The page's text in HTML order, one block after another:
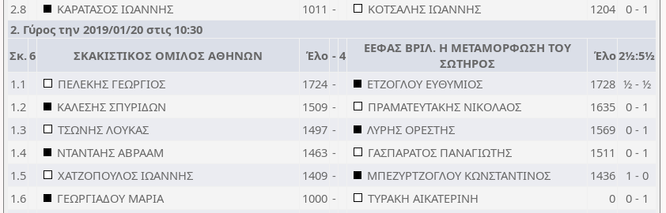
2.8
ΚΑΡΑΤΑΣΟΣ ΙΩΑΝΝΗΣ 1011 - ΚΟΤΣΑΛΗΣ ΙΩΑΝΝΗΣ 1204
0 - 1
2. Γύρος την 2019/01/20 στις 10:30
Σκ.6 ΣΚΑΚΙΣΤΙΚΟΣ ΟΜΙΛΟΣ ΑΘΗΝΩΝ Έλο - 4
ΕΕΦΑΣ ΒΡΙΛ. Η ΜΕΤΑΜΟΡΦΩΣΗ ΤΟΥ
ΣΩΤΗΡΟΣ
Έλο2½:5½
1.1
ΠΕΛΕΚΗΣ ΓΕΩΡΓΙΟΣ 1724 - ΕΤΖΟΓΛΟΥ ΕΥΘΥΜΙΟΣ 1728 ½ - ½
1.2
ΚΑΛΕΣΗΣ ΣΠΥΡΙΔΩΝ 1509 - ΠΡΑΜΑΤΕΥΤΑΚΗΣ ΝΙΚΟΛΑΟΣ 1635
0 - 1
1.3
ΤΣΩΝΗΣ ΛΟΥΚΑΣ 1497 - ΛΥΡΗΣ ΟΡΕΣΤΗΣ 1569
0 - 1
1.4
ΝΤΑΝΤΑΗΣ ΑΒΡΑΑΜ 1463 - ΓΑΣΠΑΡΑΤΟΣ ΠΑΝΑΓΙΩΤΗΣ 1511
0 - 1
1.5
ΧΑΤΖΟΠΟΥΛΟΣ ΙΩΑΝΝΗΣ 1409 - ΜΠΕΖΥΡΤΖΟΓΛΟΥ ΚΩΝΣΤΑΝΤΙΝΟΣ 1436
1 - 0
1.6
ΓΕΩΡΓΙΑΔΟΥ ΜΑΡΙΑ 1000 - ΤΥΡΑΚΗ ΑΙΚΑΤΕΡΙΝΗ 0
0 - 1